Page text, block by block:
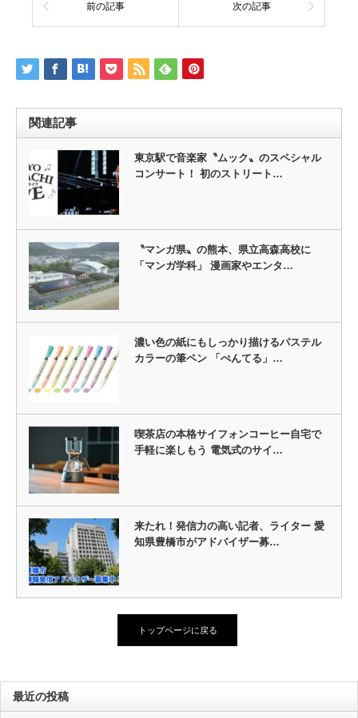
前の記事 次の記事
関連記事
東京駅で音楽家〝ムック〟のスペシャル
コンサート！ 初のストリート…
〝マンガ県〟の熊本、県立高森高校に
「マンガ学科」 漫画家やエンタ…
濃い色の紙にもしっかり描けるパステル
カラーの筆ペン 「ぺんてる」…
喫茶店の本格サイフォンコーヒー自宅で
手軽に楽しもう 電気式のサイ…
来たれ！発信力の高い記者、ライター 愛
知県豊橋市がアドバイザー募…
トップページに戻る
最近の投稿